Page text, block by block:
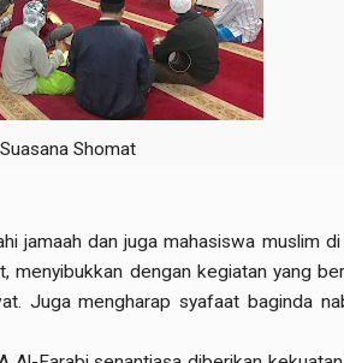
Suasana Shomat
jamaah dan juga mahasiswa muslim di
menyibukkan dengan kegiatan yang
Juga mengharap syafaat baginda